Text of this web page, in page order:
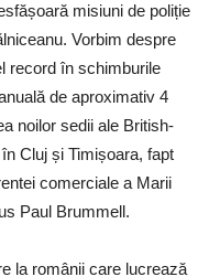
misiuni de poliție
Vorbim despre
record în schimburile
de aproximativ 4
noilor sedii ale British-
Cluj și Timișoara, fapt
comerciale a Marii
Paul Brummell.
la românii care lucrează